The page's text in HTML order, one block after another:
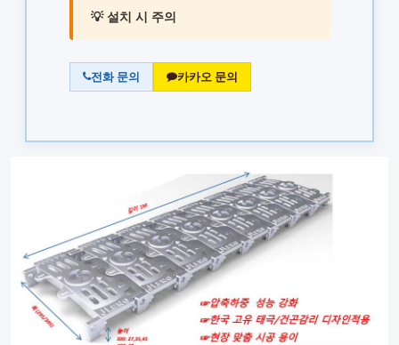
💡 설치 시 주의
전화 문의 카카오 문의